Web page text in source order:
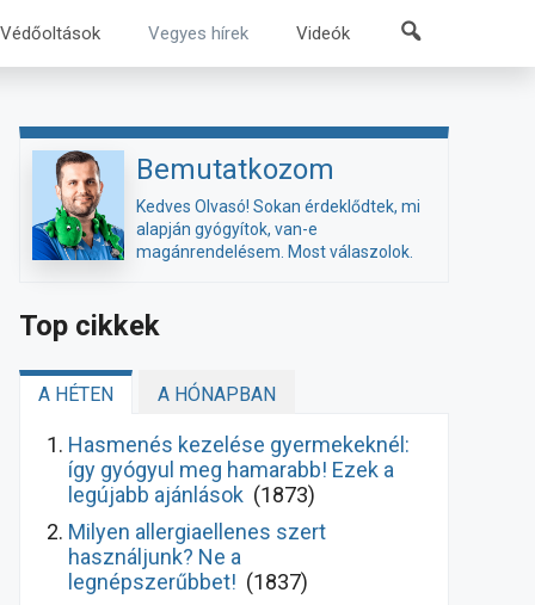
Védőoltások Vegyes hírek Videók Kereső
Bemutatkozom
Kedves Olvasó! Sokan érdeklődtek, mi
alapján gyógyítok, van-e
magánrendelésem. Most válaszolok.
Top cikkek
A HÉTEN A HÓNAPBAN
Hasmenés kezelése gyermekeknél:
így gyógyul meg hamarabb! Ezek a
legújabb ajánlások (1873)
Milyen allergiaellenes szert
használjunk? Ne a
legnépszerűbbet! (1837)